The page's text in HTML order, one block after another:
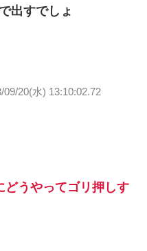
出すでしょ
09/20(水) 13:10:02.72
どうやってゴリ押しす